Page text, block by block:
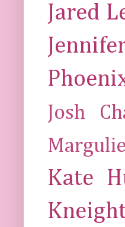
Jared
Josh
Kate